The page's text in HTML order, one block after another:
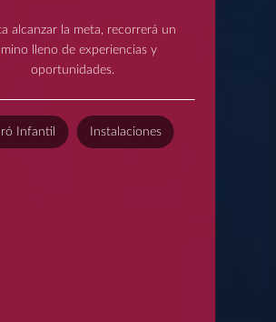
alcanzar la meta, recorrerá un
lleno de experiencias y
oportunidades.
Infantil Instalaciones